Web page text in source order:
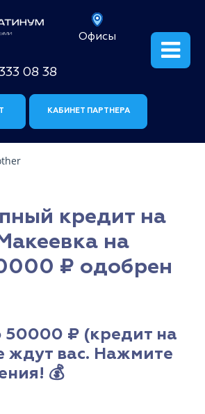
Офисы
08 38
КАБИНЕТ ПАРТНЕРА
кредит на
на
₽ одобрен
50000 ₽ (кредит на
ждут вас. Нажмите
💰